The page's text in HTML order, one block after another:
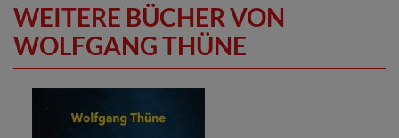
WEITERE BÜCHER VON
WOLFGANG THÜNE